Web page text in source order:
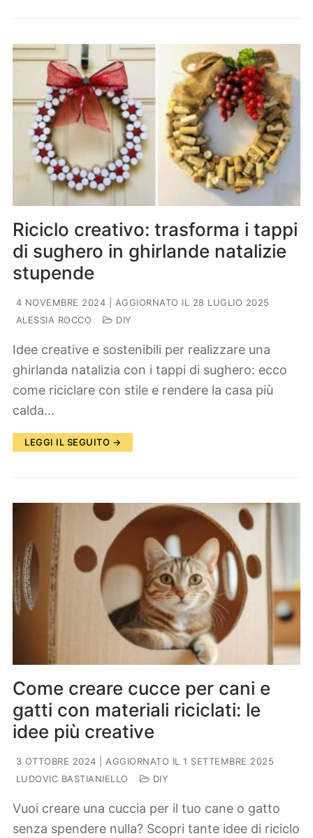
Riciclo creativo: trasforma i tappi
di sughero in ghirlande natalizie
stupende
4 NOVEMBRE 2024 | AGGIORNATO IL 28 LUGLIO 2025
ALESSIA ROCCO
DIY
Idee creative e sostenibili per realizzare una
ghirlanda natalizia con i tappi di sughero: ecco
come riciclare con stile e rendere la casa più
calda…
LEGGI IL SEGUITO →
Come creare cucce per cani e
gatti con materiali riciclati: le
idee più creative
3 OTTOBRE 2024 | AGGIORNATO IL 1 SETTEMBRE 2025
LUDOVIC BASTIANIELLO
DIY
Vuoi creare una cuccia per il tuo cane o gatto
senza spendere nulla? Scopri tante idee di riciclo